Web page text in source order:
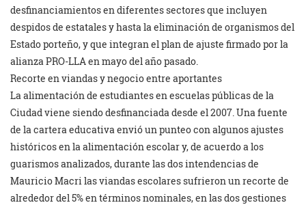
desfinanciamientos en diferentes sectores que incluyen
despidos de estatales y hasta la eliminación de organismos del
Estado porteño, y que integran el plan de ajuste firmado por la
alianza PRO-LLA en mayo del año pasado.
Recorte en viandas y negocio entre aportantes
La alimentación de estudiantes en escuelas públicas de la
Ciudad viene siendo desfinanciada desde el 2007. Una fuente
de la cartera educativa envió un punteo con algunos ajustes
históricos en la alimentación escolar y, de acuerdo a los
guarismos analizados, durante las dos intendencias de
Mauricio Macri las viandas escolares sufrieron un recorte de
alrededor del 5% en términos nominales, en las dos gestiones